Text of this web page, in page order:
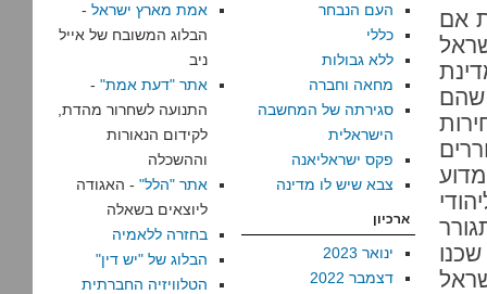
אם
שהם
העם הנבחר
כללי
ללא גבולות
מחאה וחברה
סגירתה של המחשבה
הישראלית
פקס ישראליאנה
צבא שיש לו מדינה
ארכיון
ינואר 2023
דצמבר 2022
אמת מארץ ישראל -
הבלוג המשובח של אייל
ניב
אתר "דעת אמת" -
התנועה לשחרור מהדת,
לקידום הנאורות
וההשכלה
אתר "הלל" - האגודה
ליוצאים בשאלה
בחזרה ללאמיה
הבלוג של "יש דין"
הטלוויזיה החברתית